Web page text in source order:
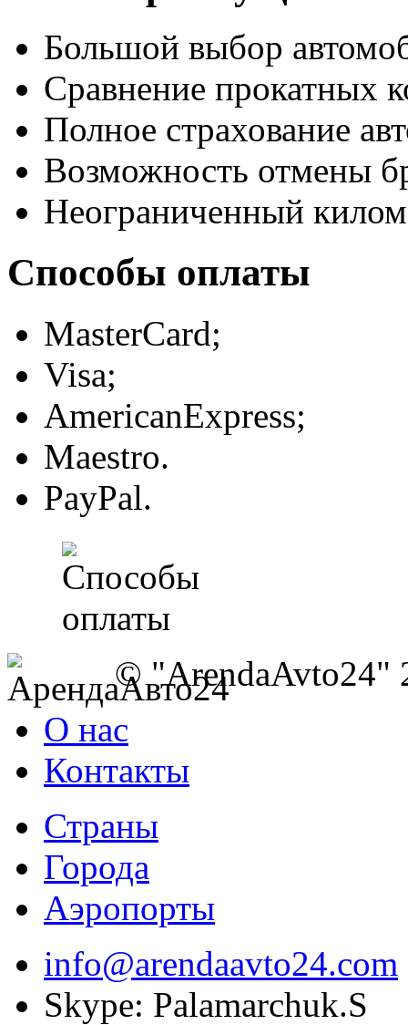
Большой выбор
Сравнение прокатных
Полное страхование
Возможность отмены
Неограниченный
Способы оплаты
MasterCard;
Visa;
AmericanExpress;
Maestro.
PayPal.
© "ArendaAvto24"
О нас
Контакты
Страны
Города
Аэропорты
info@arendaavto24.com
Skype: Palamarchuk.S